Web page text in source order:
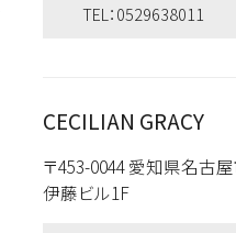
TEL：0529638011
CECILIAN GRACY
〒453-0044 愛知県名古
伊藤ビル1F